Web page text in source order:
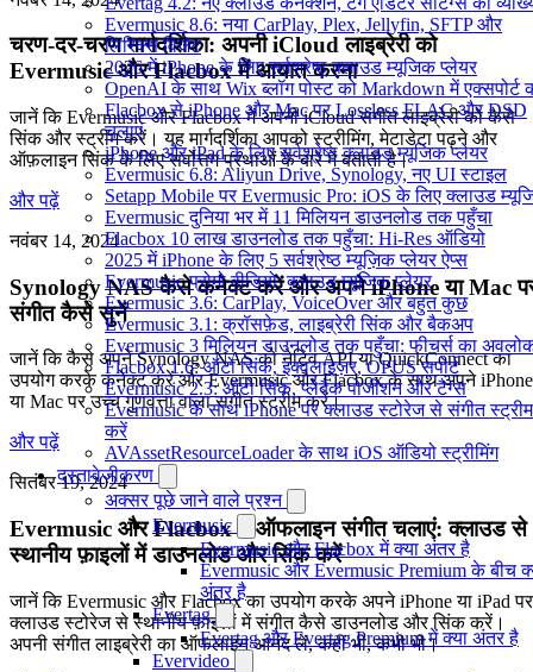
Evermusic 8.6: नया CarPlay, Plex, Jellyfin, SFTP और
लिरिक्स विजेट
2026 में iPhone के लिए सर्वश्रेष्ठ क्लाउड म्यूजिक प्लेयर
OpenAI के साथ Wix ब्लॉग पोस्ट को Markdown में एक्सपोर्ट
Flacbox से iPhone और Mac पर Lossless FLAC और DSD
चलाएं
iPhone और iPad के लिए सर्वश्रेष्ठ क्लाउड म्यूजिक प्लेयर
Evermusic 6.8: Aliyun Drive, Synology, नए UI स्टाइल
Setapp Mobile पर Evermusic Pro: iOS के लिए क्लाउड
Evermusic दुनिया भर में 11 मिलियन डाउनलोड तक पहुँचा
Flacbox 10 लाख डाउनलोड तक पहुँचा: Hi-Res ऑडियो
2025 में iPhone के लिए 5 सर्वश्रेष्ठ म्यूज़िक प्लेयर ऐप्स
Evermusic प्रोमो वीडियो: क्लाउड म्यूजिक प्लेयर
Evermusic 3.6: CarPlay, VoiceOver और बहुत कुछ
Evermusic 3.1: क्रॉसफ़ेड, लाइब्रेरी सिंक और बैकअप
Evermusic 3 मिलियन डाउनलोड तक पहुँचा: फीचर्स का
Flacbox 1.6: ऑटो सिंक, इक्वलाइज़र, OPUS सपोर्ट
Evermusic 2.3: ऑटो सिंक, प्लेबैक पोजीशन और टैग्स
Evermusic के साथ iPhone पर क्लाउड स्टोरेज से संगीत स्ट्रीम
करें
AVAssetResourceLoader के साथ iOS ऑडियो स्ट्रीमिंग
दस्तावेज़ीकरण
अक्सर पूछे जाने वाले प्रश्न
Evermusic
Evermusic और Flacbox में क्या अंतर है
Evermusic और Evermusic Premium के बीच
अंतर है
Evertag
Evertag और Evertag Premium में क्या अंतर है
Evervideo
चरण-दर-चरण मार्गदर्शिका: अपनी iCloud लाइब्रेरी को
Evermusic और Flacbox में आयात करना
जानें कि Evermusic और Flacbox में अपनी iCloud संगीत लाइब्रेरी को कैसे
सिंक और स्ट्रीम करें। यह मार्गदर्शिका आपको स्ट्रीमिंग, मेटाडेटा पढ़ने और
ऑफ़लाइन सिंक के लिए सर्वोत्तम प्रथाओं के बारे में बताती है।
और पढ़ें
नवंबर 14, 2024
Synology NAS कैसे कनेक्ट करें और अपने iPhone या Mac
संगीत कैसे सुनें
जानें कि कैसे अपने Synology NAS को नेटिव API या QuickConnect का
उपयोग करके कनेक्ट करें और Evermusic और Flacbox के साथ अपने iPhone
या Mac पर उच्च गुणवत्ता वाला संगीत स्ट्रीम करें।
और पढ़ें
सितंबर 19, 2024
Evermusic और Flacbox में ऑफलाइन संगीत चलाएं: क्लाउड से
स्थानीय फ़ाइलों में डाउनलोड और सिंक करें
जानें कि Evermusic और Flacbox का उपयोग करके अपने iPhone या iPad पर
क्लाउड स्टोरेज से स्थानीय फ़ाइलों में संगीत कैसे डाउनलोड और सिंक करें।
अपनी संगीत लाइब्रेरी का ऑफलाइन आनंद लें, कहीं भी, कभी भी।